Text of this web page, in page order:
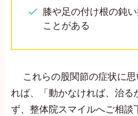
膝や足の付け根の鈍
ことがある
これらの股関節の症状に思
れば、「動かなければ、治る
ず、整体院スマイルへご相談